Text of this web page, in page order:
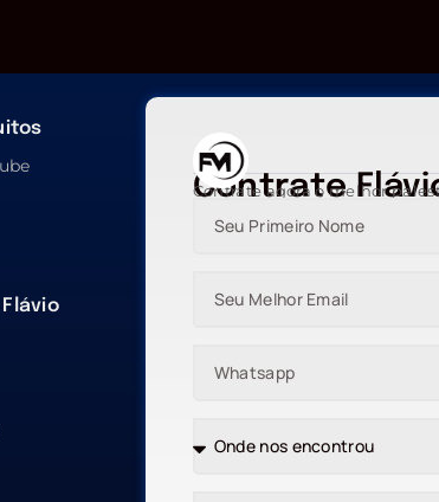
Contrate
Contrate agora o melhor